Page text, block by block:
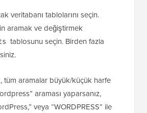
veritabanı tablolarını seçin.
aramak ve değiştirmek
tablosunu seçin. Birden fazla
tüm aramalar büyük/küçük harfe
araması yaparsanız,
veya “WORDPRESS” ile